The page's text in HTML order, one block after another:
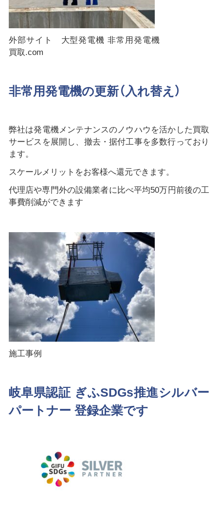
外部サイト 大型発電機 非常用発電機
買取.com
非常用発電機の更新（入れ替え）
弊社は発電機メンテナンスのノウハウを活かした買取
サービスを展開し、撤去・据付工事を多数行っており
ます。
スケールメリットをお客様へ還元できます。
代理店や専門外の設備業者に比べ平均50万円前後の工
事費削減ができます
施工事例
岐阜県認証 ぎふSDGs推進シルバー
パートナー 登録企業です